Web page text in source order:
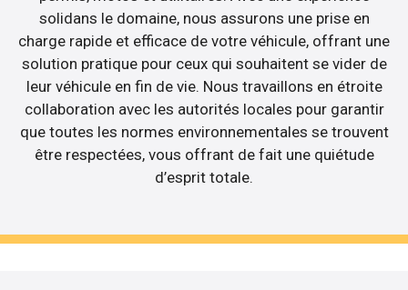
solidans le domaine, nous assurons une prise en
charge rapide et efficace de votre véhicule, offrant une
solution pratique pour ceux qui souhaitent se vider de
leur véhicule en fin de vie. Nous travaillons en étroite
collaboration avec les autorités locales pour garantir
que toutes les normes environnementales se trouvent
être respectées, vous offrant de fait une quiétude
d’esprit totale.